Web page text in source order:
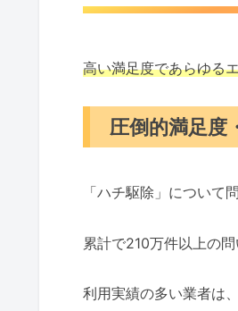
高い満足度であらゆる
圧倒的満足度
「ハチ駆除」について
累計で210万件以上の
利用実績の多い業者は